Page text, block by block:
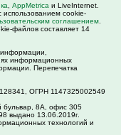
AppMetrica и LiveInternet.
использованием cookie-
соглашением
файлов составляет 14
информации,
информационных
Перепечатка
ОГРН 1147325002549
бульвар, 8А, офис 305
выдано 13.06.2019г.
технологий и